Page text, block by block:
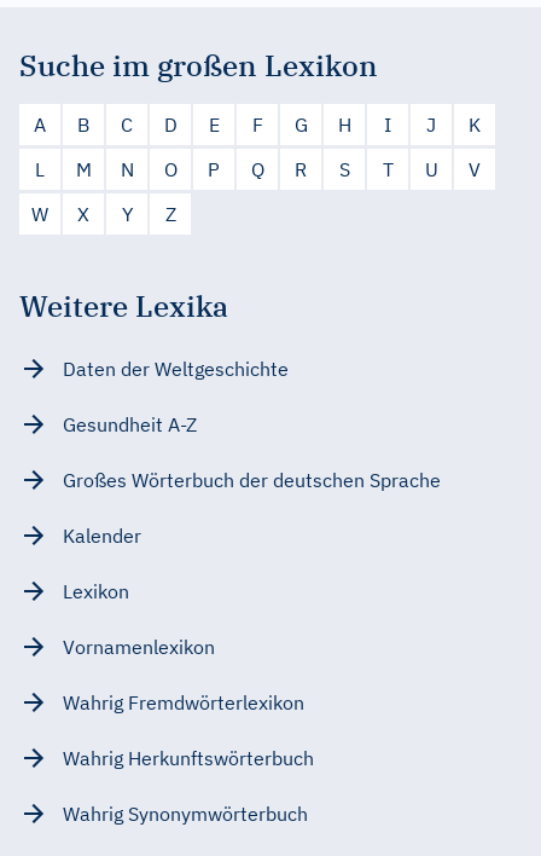
Suche im großen Lexikon
A B C D E F G H I J
K
L
M N O P Q R S T U
V
W
X Y Z
Weitere Lexika
Daten der Weltgeschichte
Gesundheit A-Z
Großes Wörterbuch der deutschen Sprache
Kalender
Lexikon
Vornamenlexikon
Wahrig Fremdwörterlexikon
Wahrig Herkunftswörterbuch
Wahrig Synonymwörterbuch